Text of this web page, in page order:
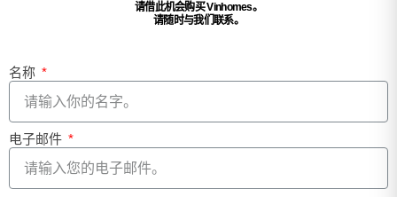
请借此机会购买 Vinhomes。
请随时与我们联系。
名称
电子邮件